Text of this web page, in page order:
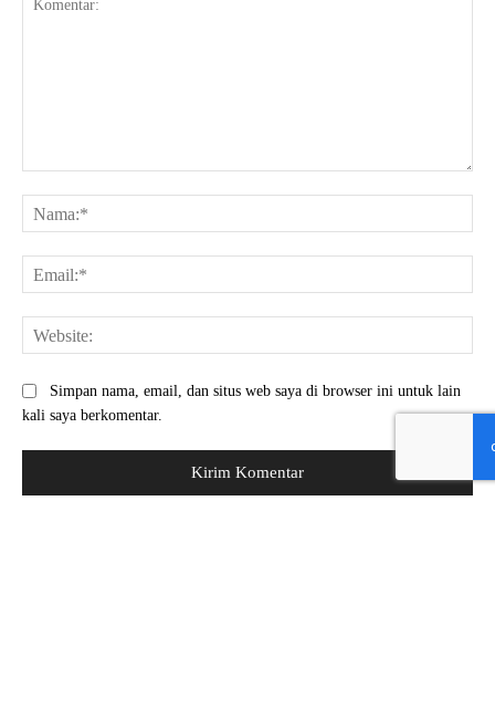
Simpan nama, email, dan situs web saya di browser ini untuk lain
kali saya berkomentar.